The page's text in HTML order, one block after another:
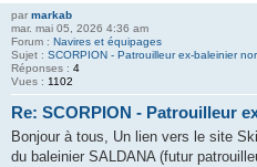
par markab
mar. mai 05, 2026 4:36 am
Forum : Navires et équipages
Sujet : SCORPION - Patrouilleur ex-baleinier
Réponses : 4
Vues : 1102
Re: SCORPION - Patrouilleur
Bonjour à tous, Un lien vers le site
du baleinier SALDANA (futur